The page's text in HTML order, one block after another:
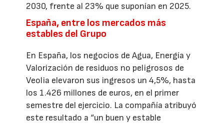
2030, frente al 23% que suponían en 2025.
España, entre los mercados más
estables del Grupo
En España, los negocios de Agua, Energía y
Valorización de residuos no peligrosos de
Veolia elevaron sus ingresos un 4,5%, hasta
los 1.426 millones de euros, en el primer
semestre del ejercicio. La compañía atribuyó
este resultado a “un buen y estable